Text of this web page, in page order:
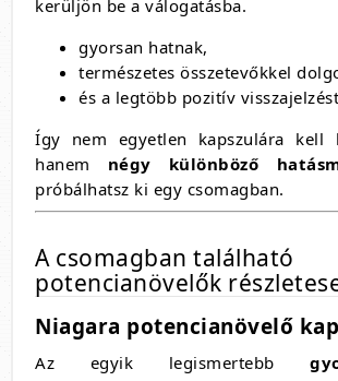
kerüljön be a válogatásba.
gyorsan hatnak,
természetes összetevőkkel
és a legtöbb pozitív
Így nem egyetlen kapszulára kell
hanem négy különböző
próbálhatsz ki egy csomagban.
A csomagban található
potencianövelők
Niagara potencianövelő
Az egyik legismertebb